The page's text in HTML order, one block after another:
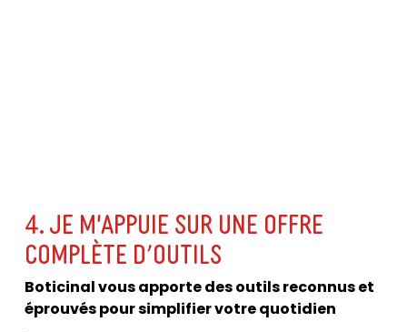
4. JE M'APPUIE SUR UNE OFFRE
COMPLÈTE D’OUTILS
Boticinal vous apporte des outils reconnus et
éprouvés pour simplifier votre quotidien